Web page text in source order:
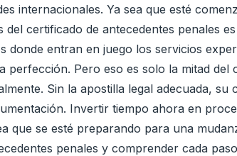
internacionales. Ya sea que esté
certificado de antecedentes penales es
entran en juego los servicios
Pero eso es solo la mitad del
Sin la apostilla legal adecuada, su
Invertir tiempo ahora en
que se esté preparando para una
penales y comprender cada